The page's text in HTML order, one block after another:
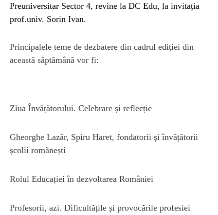
Preuniversitar Sector 4, revine la DC Edu, la invitația
prof.univ. Sorin Ivan.
Principalele teme de dezbatere din cadrul ediției din
această săptămână vor fi:
Ziua Învățătorului. Celebrare și reflecție
Gheorghe Lazăr, Spiru Haret, fondatorii și învățătorii
școlii românești
Rolul Educației în dezvoltarea României
Profesorii, azi. Dificultățile și provocările profesiei